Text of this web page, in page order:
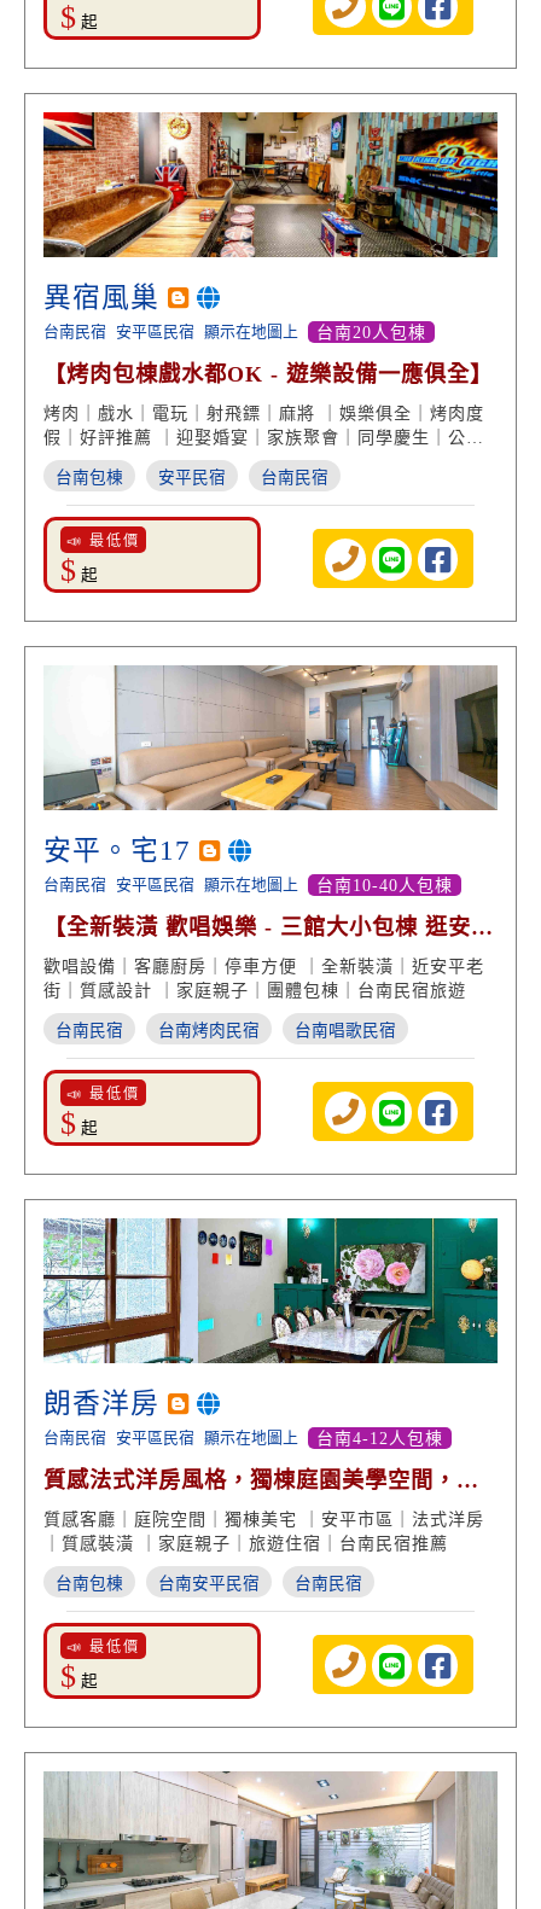
$ 起
異宿風巢
台南民宿 安平區民宿 顯示在地圖上 台南20人包棟
【烤肉包棟戲水都OK - 遊樂設備一應俱全】
烤肉｜戲水｜電玩｜射飛鏢｜麻將 ｜娛樂俱全｜烤肉度
假｜好評推薦 ｜迎娶婚宴｜家族聚會｜同學慶生｜公司
旅遊
台南包棟 安平民宿 台南民宿
📣 最低價
$ 起
安平。宅17
台南民宿 安平區民宿 顯示在地圖上 台南10-40人包棟
【全新裝潢 歡唱娛樂 - 三館大小包棟 逛安平
老街】
歡唱設備｜客廳廚房｜停車方便 ｜全新裝潢｜近安平老
街｜質感設計 ｜家庭親子｜團體包棟｜台南民宿旅遊
台南民宿 台南烤肉民宿 台南唱歌民宿
📣 最低價
$ 起
朗香洋房
台南民宿 安平區民宿 顯示在地圖上 台南4-12人包棟
質感法式洋房風格，獨棟庭園美學空間，鄰
近安平古堡景點，慢活自在的風格設計，享
受台南民宿鬧中取靜的悠閒渡假時光！
質感客廳｜庭院空間｜獨棟美宅 ｜安平市區｜法式洋房
｜質感裝潢 ｜家庭親子｜旅遊住宿｜台南民宿推薦
台南包棟 台南安平民宿 台南民宿
📣 最低價
$ 起